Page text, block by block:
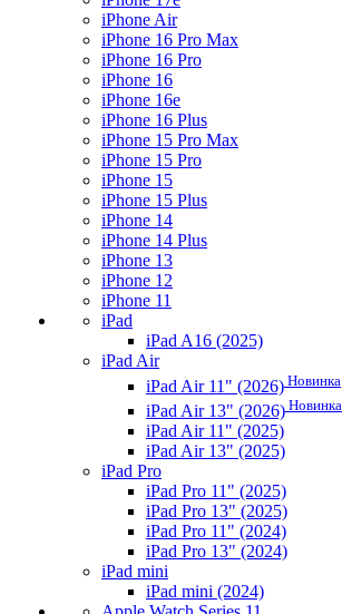
iPhone Air
iPhone 16 Pro Max
iPhone 16 Pro
iPhone 16
iPhone 16e
iPhone 16 Plus
iPhone 15 Pro Max
iPhone 15 Pro
iPhone 15
iPhone 15 Plus
iPhone 14
iPhone 14 Plus
iPhone 13
iPhone 12
iPhone 11
iPad
iPad A16 (2025)
iPad Air
iPad Air 11" (2026) Новинка
iPad Air 13" (2026) Новинка
iPad Air 11" (2025)
iPad Air 13" (2025)
iPad Pro
iPad Pro 11" (2025)
iPad Pro 13" (2025)
iPad Pro 11" (2024)
iPad Pro 13" (2024)
iPad mini
iPad mini (2024)